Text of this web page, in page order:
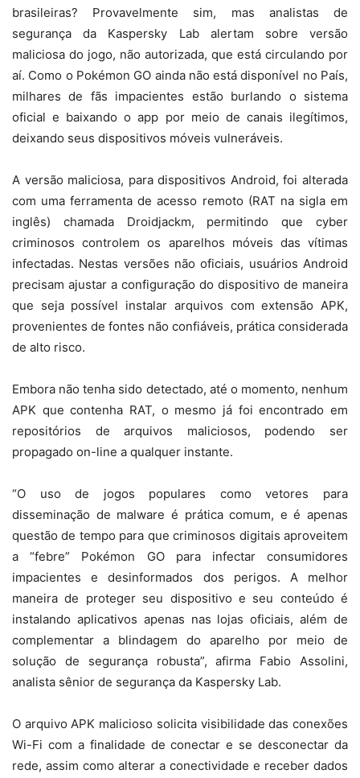
brasileiras? Provavelmente sim, mas analistas de
segurança da Kaspersky Lab alertam sobre versão
maliciosa do jogo, não autorizada, que está circulando por
aí. Como o Pokémon GO ainda não está disponível no País,
milhares de fãs impacientes estão burlando o sistema
oficial e baixando o app por meio de canais ilegítimos,
deixando seus dispositivos móveis vulneráveis.
A versão maliciosa, para dispositivos Android, foi alterada
com uma ferramenta de acesso remoto (RAT na sigla em
inglês) chamada Droidjackm, permitindo que cyber
criminosos controlem os aparelhos móveis das vítimas
infectadas. Nestas versões não oficiais, usuários Android
precisam ajustar a configuração do dispositivo de maneira
que seja possível instalar arquivos com extensão APK,
provenientes de fontes não confiáveis, prática considerada
de alto risco.
Embora não tenha sido detectado, até o momento, nenhum
APK que contenha RAT, o mesmo já foi encontrado em
repositórios de arquivos maliciosos, podendo ser
propagado on-line a qualquer instante.
“O uso de jogos populares como vetores para
disseminação de malware é prática comum, e é apenas
questão de tempo para que criminosos digitais aproveitem
a “febre” Pokémon GO para infectar consumidores
impacientes e desinformados dos perigos. A melhor
maneira de proteger seu dispositivo e seu conteúdo é
instalando aplicativos apenas nas lojas oficiais, além de
complementar a blindagem do aparelho por meio de
solução de segurança robusta”, afirma Fabio Assolini,
analista sênior de segurança da Kaspersky Lab.
O arquivo APK malicioso solicita visibilidade das conexões
Wi-Fi com a finalidade de conectar e se desconectar da
rede, assim como alterar a conectividade e receber dados